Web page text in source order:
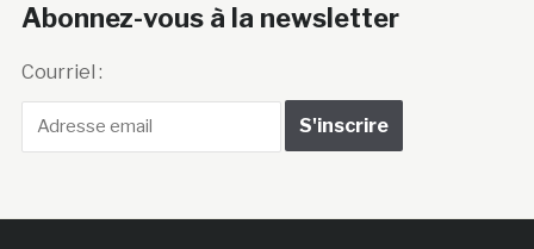
Abonnez-vous à la newsletter
Courriel :